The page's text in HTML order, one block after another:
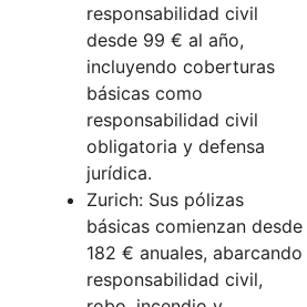
responsabilidad civil
desde 99 € al año,
incluyendo coberturas
básicas como
responsabilidad civil
obligatoria y defensa
jurídica.
Zurich: Sus pólizas
básicas comienzan desde
182 € anuales, abarcando
responsabilidad civil,